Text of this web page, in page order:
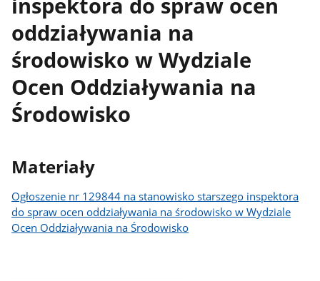
oddziaływania na
środowisko w Wydziale
Ocen Oddziaływania na
Środowisko
Materiały
Ogłoszenie nr 129844 na stanowisko starszego inspektora
do spraw ocen oddziaływania na środowisko w Wydziale
Ocen Oddziaływania na Środowisko